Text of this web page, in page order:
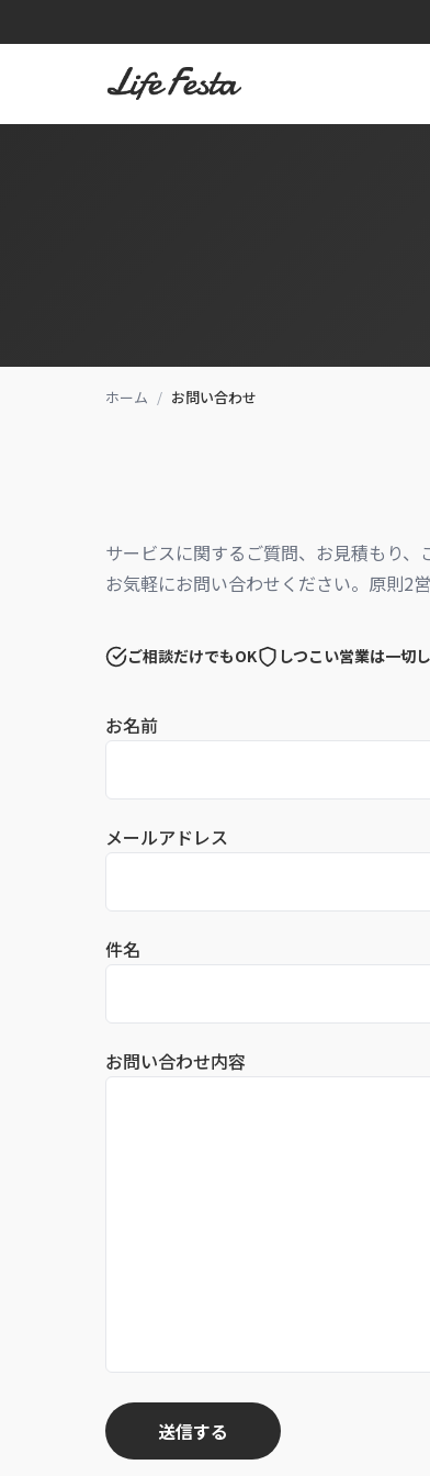
容
ホーム / お問い合わせ
サービスに関するご質問、お見積もり、
お気軽にお問い合わせください。原則2
ご相談だけでもOK しつこい営業は一切
お名前
メールアドレス
件名
お問い合わせ内容